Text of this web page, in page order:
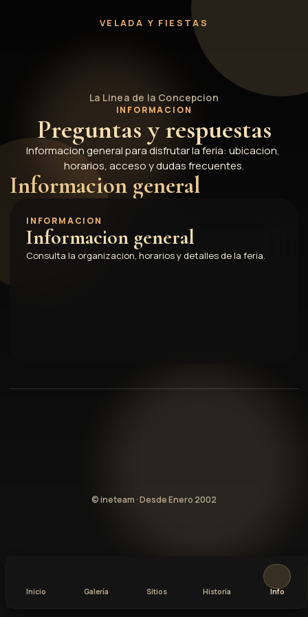
Información útil
VELADA Y FIESTAS
La Linea de la Concepcion
INFORMACION
Preguntas y respuestas
Informacion general para disfrutar la feria: ubicacion,
horarios, acceso y dudas frecuentes.
Informacion general
INFORMACION
Informacion general
Consulta la organizacion, horarios y detalles de la feria.
© ineteam · Desde Enero 2002
Inicio Galería Sitios Historia Info